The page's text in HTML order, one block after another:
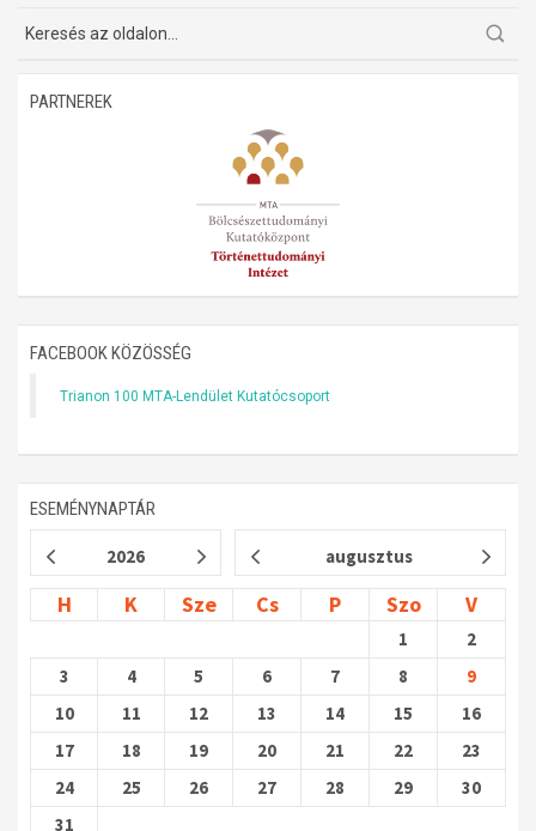
PARTNEREK
FACEBOOK KÖZÖSSÉG
Trianon 100 MTA-Lendület Kutatócsoport
ESEMÉNYNAPTÁR
2026 augusztus
H K Sze Cs P Szo V
1
2
3
4 5 6 7 8
9
10
11 12 13 14 15
16
17
18 19 20 21 22
23
24
25 26 27 28 29
30
31